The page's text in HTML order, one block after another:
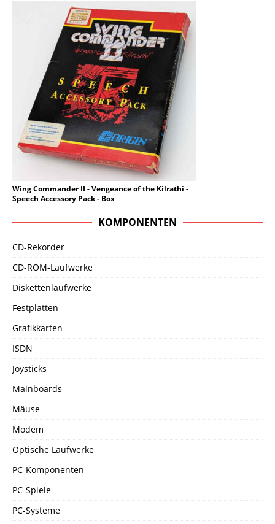
Wing Commander II - Vengeance of the Kilrathi -
Speech Accessory Pack - Box
KOMPONENTEN
CD-Rekorder
CD-ROM-Laufwerke
Diskettenlaufwerke
Festplatten
Grafikkarten
ISDN
Joysticks
Mainboards
Mäuse
Modem
Optische Laufwerke
PC-Komponenten
PC-Spiele
PC-Systeme